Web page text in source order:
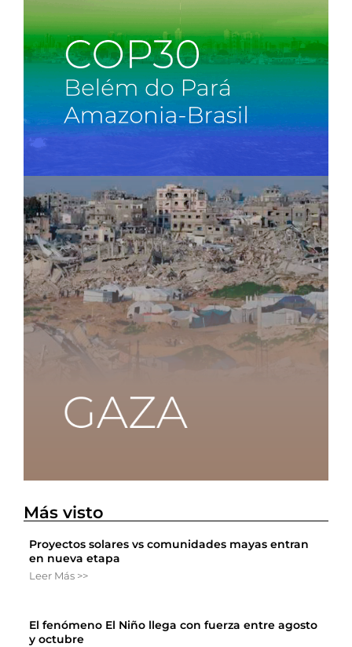
Más visto
Proyectos solares vs comunidades mayas entran
en nueva etapa
Leer Más >>
El fenómeno El Niño llega con fuerza entre agosto
y octubre